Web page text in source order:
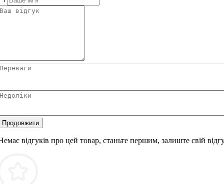
Продовжити
відгуків про цей товар, станьте першим, залиште свій